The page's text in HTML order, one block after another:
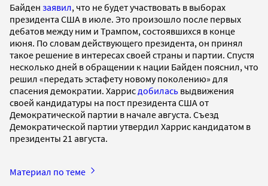
Байден заявил, что не будет участвовать в выборах
президента США в июле. Это произошло после первых
дебатов между ним и Трампом, состоявшихся в конце
июня. По словам действующего президента, он принял
такое решение в интересах своей страны и партии. Спустя
несколько дней в обращении к нации Байден пояснил, что
решил «передать эстафету новому поколению» для
спасения демократии. Харрис добилась выдвижения
своей кандидатуры на пост президента США от
Демократической партии в начале августа. Съезд
Демократической партии утвердил Харрис кандидатом в
президенты 21 августа.
Материал по теме